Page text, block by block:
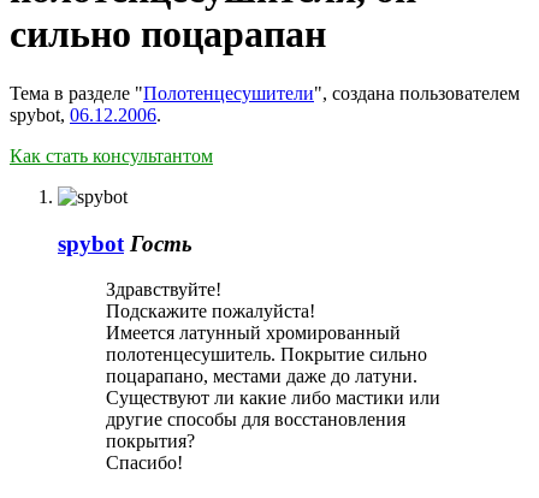
сильно поцарапан
Тема в разделе "Полотенцесушители", создана пользователем
spybot, 06.12.2006.
Как стать консультантом
spybot Гость
Здравствуйте!
Подскажите пожалуйста!
Имеется латунный хромированный
полотенцесушитель. Покрытие сильно
поцарапано, местами даже до латуни.
Существуют ли какие либо мастики или
другие способы для восстановления
покрытия?
Спасибо!